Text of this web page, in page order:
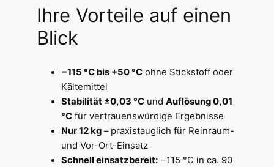
Ihre Vorteile auf einen
Blick
−115 °C bis +50 °Cohne Stickstoff oder
Kältemittel
Stabilität ±0,03 °Cund Auflösung 0,01
°Cfür vertrauenswürdige Ergebnisse
Nur 12 kg– praxistauglich für Reinraum-
und Vor-Ort-Einsatz
Schnell einsatzbereit:−115 °C in ca. 90